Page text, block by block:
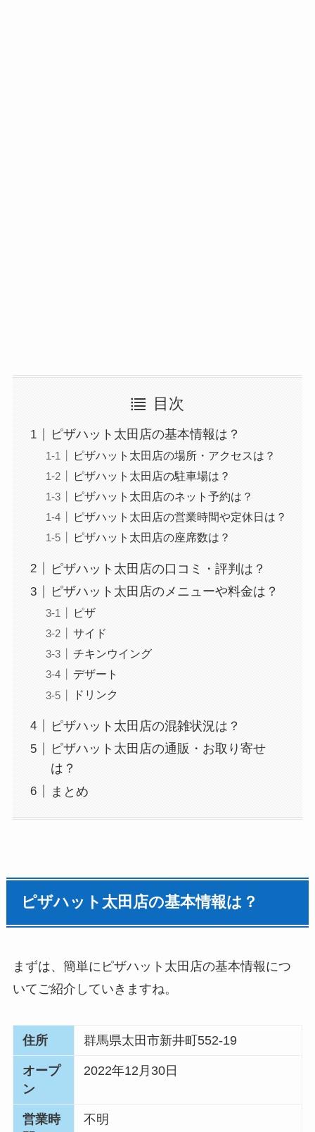
目次
ピザハット太田店の基本情報は？
ピザハット太田店の場所・アクセスは？
ピザハット太田店の駐車場は？
ピザハット太田店のネット予約は？
ピザハット太田店の営業時間や定休日は？
ピザハット太田店の座席数は？
ピザハット太田店の口コミ・評判は？
ピザハット太田店のメニューや料金は？
ピザ
サイド
チキンウイング
デザート
ドリンク
ピザハット太田店の混雑状況は？
ピザハット太田店の通販・お取り寄せ
は？
まとめ
ピザハット太田店の基本情報は？
まずは、簡単にピザハット太田店の基本情報につ
いてご紹介していきますね。
住所 群馬県太田市新井町552-19
オープ
ン
2022年12月30日
営業時
不明